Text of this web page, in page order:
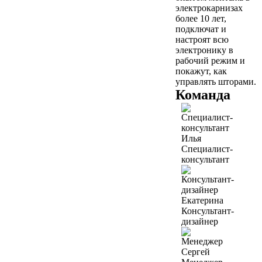
электрокарнизах
более 10 лет,
подключат и
настроят всю
электронику в
рабочий режим и
покажут, как
управлять шторами.
Команда
Илья
Специалист-
консультант
Екатерина
Консультант-
дизайнер
Сергей